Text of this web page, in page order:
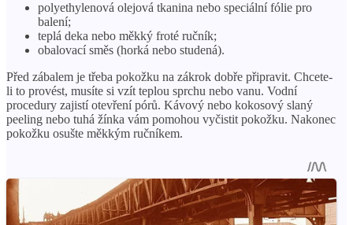
polyethylenová olejová tkanina nebo speciální fólie pro
balení;
teplá deka nebo měkký froté ručník;
obalovací směs (horká nebo studená).
Před zábalem je třeba pokožku na zákrok dobře připravit. Chcete-
li to provést, musíte si vzít teplou sprchu nebo vanu. Vodní
procedury zajistí otevření pórů. Kávový nebo kokosový slaný
peeling nebo tuhá žínka vám pomohou vyčistit pokožku. Nakonec
pokožku osušte měkkým ručníkem.